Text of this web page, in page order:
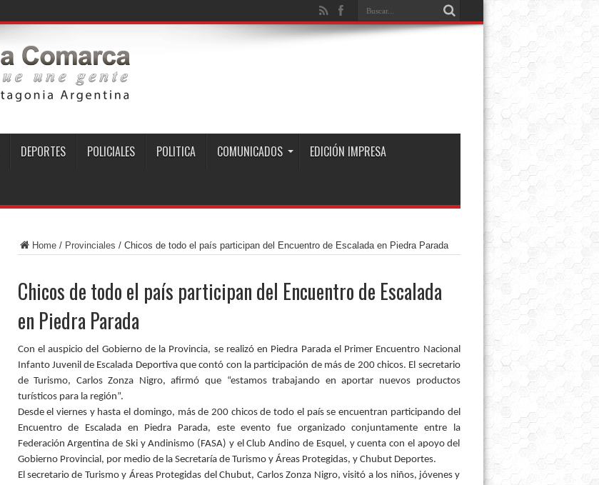
DEPORTES POLICIALES POLITICA COMUNICADOS EDICIÓN IMPRESA
Home/ Provinciales / Chicos de todo el país participan del Encuentro de Escalada en Piedra Parada
Chicos de todo el país participan del Encuentro de Escalada
en Piedra Parada
Con el auspicio del Gobierno de la Provincia, se realizó en Piedra Parada el Primer Encuentro Nacional
Infanto Juvenil de Escalada Deportiva que contó con la participación de más de 200 chicos. El secretario
de Turismo, Carlos Zonza Nigro, afirmó que “estamos trabajando en aportar nuevos productos
turísticos para la región”.
Desde el viernes y hasta el domingo, más de 200 chicos de todo el país se encuentran participando del
Encuentro de Escalada en Piedra Parada, este evento fue organizado conjuntamente entre la
Federación Argentina de Ski y Andinismo (FASA) y el Club Andino de Esquel, y cuenta con el apoyo del
Gobierno Provincial, por medio de la Secretaría de Turismo y Áreas Protegidas, y Chubut Deportes.
El secretario de Turismo y Áreas Protegidas del Chubut, Carlos Zonza Nigro, visitó a los niños, jóvenes y